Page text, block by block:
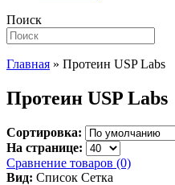
Поиск
Главная » Протеин USP Labs
Протеин USP Labs
Сортировка:
На странице:
Сравнение товаров (0)
Вид: Список Сетка